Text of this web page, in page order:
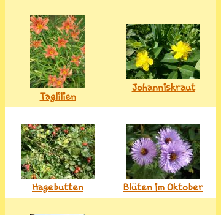
Taglilien
Johanniskraut
Hagebutten Blüten im Oktober